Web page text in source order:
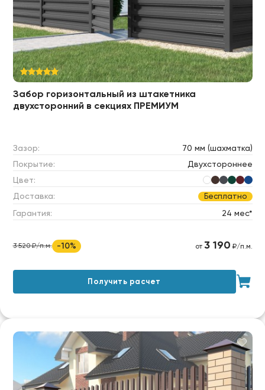
Забор горизонтальный из штакетника
двухсторонний в секциях ПРЕМИУМ
Зазор:
70 мм (шахматка)
Покрытие:
Двухстороннее
Цвет:
Доставка:
Бесплатно
Гарантия: 24 мес*
3 520 ₽/п.м. -10% от 3 190 ₽/п.м.
Получить расчет